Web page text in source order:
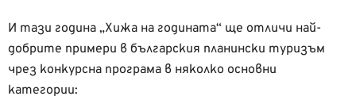
И тази година „Хижа на годината“ ще отличи най-
добрите примери в българския планински туризъм
чрез конкурсна програма в няколко основни
категории: